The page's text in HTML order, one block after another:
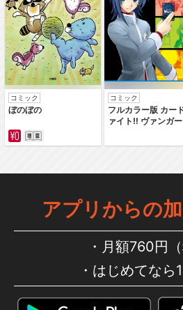
コミック
ぼのぼの
コミック
フルカラー版 カー
ァイト‼ ヴァンガ
アプリからの
月額760円（
はじめてなら